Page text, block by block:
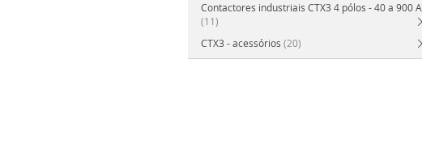
Contactores industriais CTX3 4 pólos - 40 a 900 A
(11)
CTX3 - acessórios (20)